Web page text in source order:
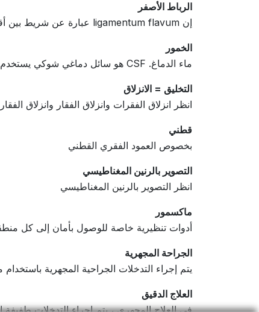
الرباط الأصفر
إن ligamentum flavum عبارة عن شريط بين أقواس العمود الفقري ، والذي يساعد من بين أشياء أخرى على تقويم العمود الفقري.
الخمور
ماء الدماغ. CSF هو سائل دماغي شوكي يستخدم في المقام الأول لتوسيد الدماغ والحبل الشوكي.
التخليق = الانزلاق
انظر انزلاق الفقرات وانزلاق الفقار وانزلاق
قطني
بخصوص العمود الفقري القطني
التصوير بالرنين المغناطيسي
انظر التصوير بالرنين المغناطيسي
ماكسمور
أدوات تنظيرية خاصة للوصول بأمان إلى كل
الجراحة المجهرية
يتم إجراء التدخلات الجراحية المجهرية
العلاج الدقيق